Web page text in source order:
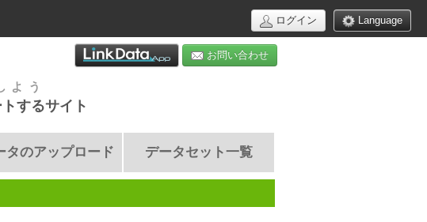
Language
ログイン
お問い合わせ
よう
するサイト
タのアップロード データセット一覧